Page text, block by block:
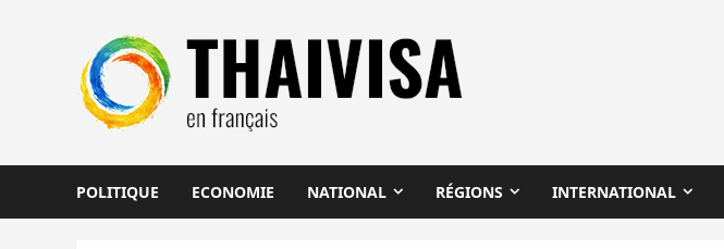
POLITIQUE ECONOMIE NATIONAL RÉGIONS INTERNATIONAL